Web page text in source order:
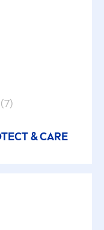
(7)
&CARE